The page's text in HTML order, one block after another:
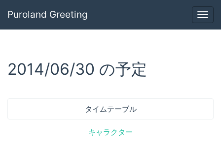
Puroland Greeting
2014/06/30 の予定
タイムテーブル
キャラクター